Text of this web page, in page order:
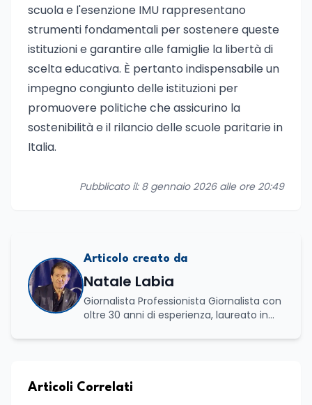
scuola e l'esenzione IMU rappresentano
strumenti fondamentali per sostenere queste
istituzioni e garantire alle famiglie la libertà di
scelta educativa. È pertanto indispensabile un
impegno congiunto delle istituzioni per
promuovere politiche che assicurino la
sostenibilità e il rilancio delle scuole paritarie in
Italia.
Pubblicato il: 8 gennaio 2026 alle ore 20:49
Articolo creato da
Natale Labia
Giornalista Professionista Giornalista con
oltre 30 anni di esperienza, laureato in
all’Università La Sapienza di Roma,
occupo di politica e di economia. Per
Articoli Correlati